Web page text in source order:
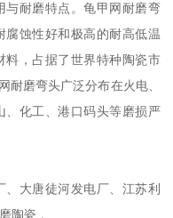
与耐磨特点。龟甲网耐磨弯
腐蚀性好和极高的耐高低温
料，占据了世界特种陶瓷市
耐磨弯头广泛分布在火电、
、化工、港口码头等磨损严
大唐徒河发电厂、江苏利
陶瓷 。